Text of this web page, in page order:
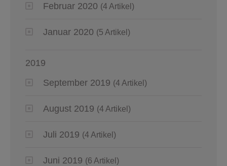
Februar 2020 (4 Artikel)
Januar 2020 (5 Artikel)
2019
September 2019 (4 Artikel)
August 2019 (4 Artikel)
Juli 2019 (4 Artikel)
Juni 2019 (6 Artikel)